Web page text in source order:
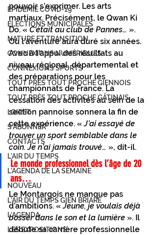
ÉPIDÉMIE COVID-19
ÉLECTIONS MUNICIPALES
NATURE ET TRANSITION
CONNEXIONS NUMÉRIQUES
CONNEXIONS SPORTS
TOUT PRÈS TOUT PROCHE GIENNOIS
TOUT PRÈS TOUT PROCHE GÂTINAIS
LOIRET
S'ABONNER
CONTACTS
L'AIR DU TEMPS
L'AGENDA DE LA SEMAINE
NOUVEAU
L'AIR DU TEMPS GIEN BRIARE
L'AGENDA
LES EXPOSITIONS
pouvoir s’exprimer. Les arts
martiaux. Précisément, le Qwan Ki
Do. « C’était au club de Pannes… ».
Où l’aventure aura duré six années.
Avec à l’appui des résultats au
niveau régional, départemental et
des préparations pour les
championnats de France. La
cessation des activités au sein de la
section pannoise sonnera la fin de
cette expérience. « J’ai essayé de
trouver un sport semblable dans le
coin. Je n’ai jamais trouvé… », dit-il.
Le monde professionnel dès l’âge de 20
ans…
Le Montargois ne manque pas
d’ambitions. « Jeune, je voulais déjà
bosser dans le son et la lumière ». Il
débute sa carrière professionnelle